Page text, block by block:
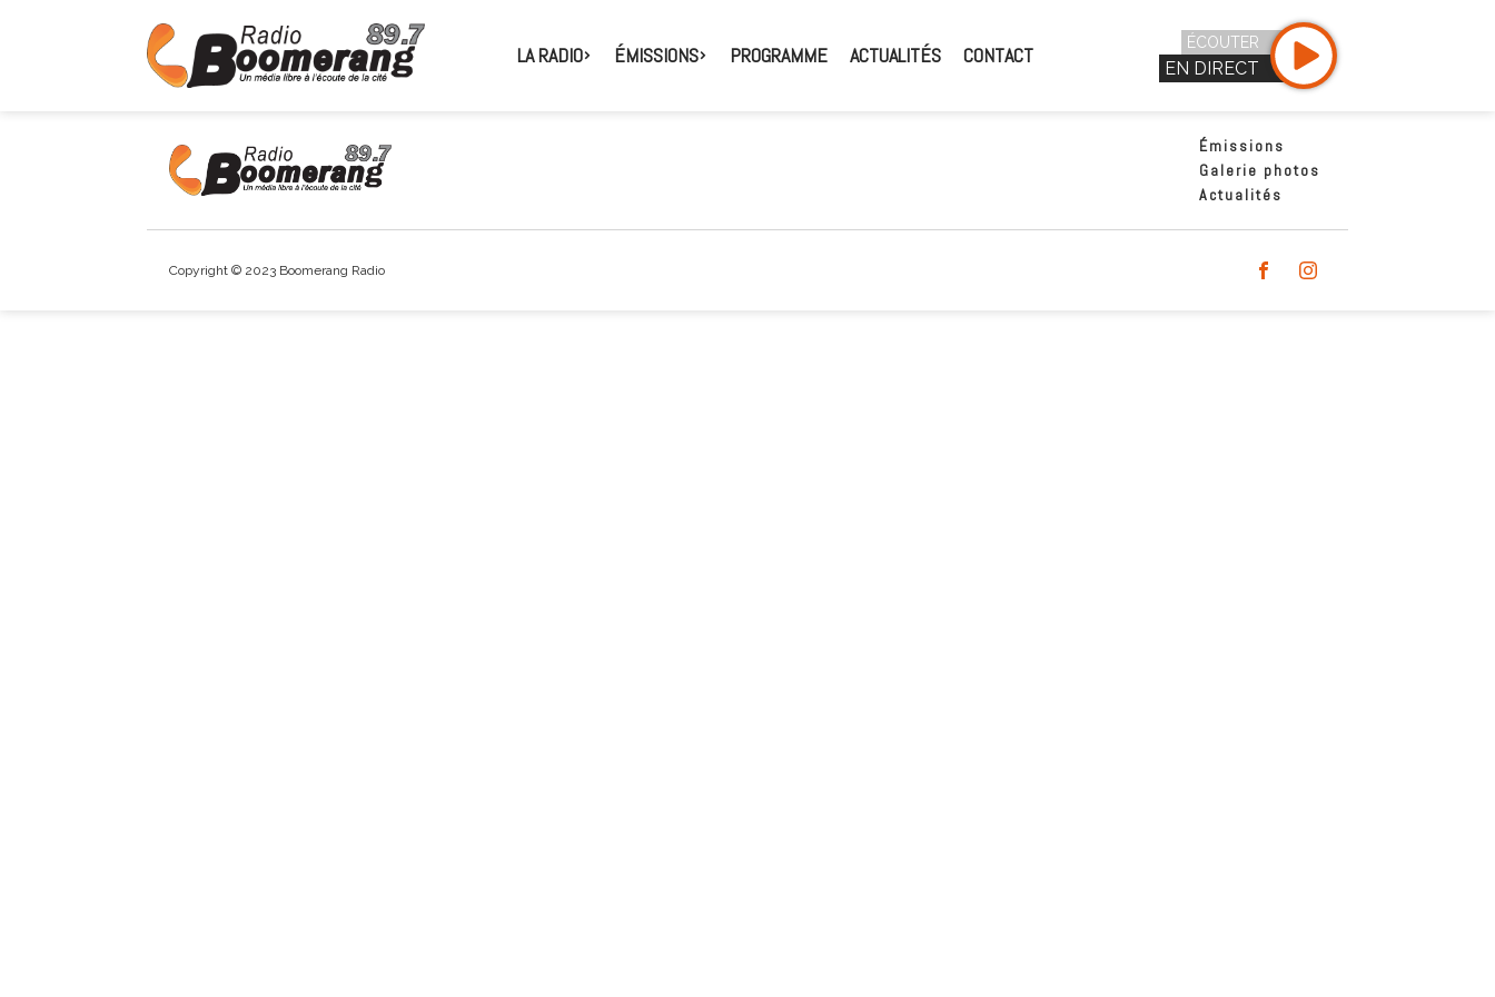
LA RADIO ÉMISSIONS PROGRAMME ACTUALITÉS CONTACT
ÉCOUTER
EN DIRECT
Émissions
Galerie photos
Actualités
Copyright © 2023 Boomerang Radio